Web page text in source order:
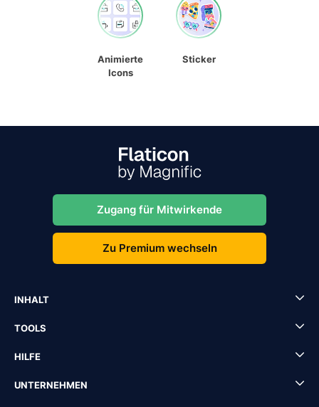
Animierte
Icons
Sticker
Zugang für Mitwirkende
Zu Premium wechseln
INHALT
TOOLS
HILFE
UNTERNEHMEN